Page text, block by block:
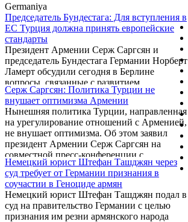
Germaniya
Председатель Бундестага: Для вступления в
ЕС Турция должна принять европейские
стандарты
Президент Армении Серж Саргсян и
председатель Бундестага Германии Норберт
Ламерт обсудили сегодня в Берлине
вопросы, связанные с развитием
межпарламентского сотрудничества.
Серж Саргсян: Политика Турции не
внушает оптимизма Армении
Нынешняя политика Турции, направленная
на урегулирование отношений с Арменией,
не внушает оптимизма. Об этом заявил
президент Армении Серж Саргсян на
совместной пресс-конференции с
канцлером Германии Анкелой Меркель по
итогам встречи в Берлине 22 июня.
Немецкий юрист Штефан Ташджян через
суд требует от Германии признания в
соучастии в Геноциде армян
Немецкий юрист Штефан Ташджян подал в
суд на правительство Германии с целью
признания им резни армянского народа